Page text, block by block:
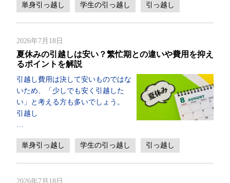
単身引っ越し 学生の引っ越し 引っ越し
2026年7月18日
夏休みの引越しは安い？繁忙期との違いや費用を抑え
るポイントを解説
引越し費用は決して安いものではな
いため、「少しでも安く引越した
い」と考える方も多いでしょう。
引越し
単身引っ越し 学生の引っ越し 引っ越し
2026年7月18日